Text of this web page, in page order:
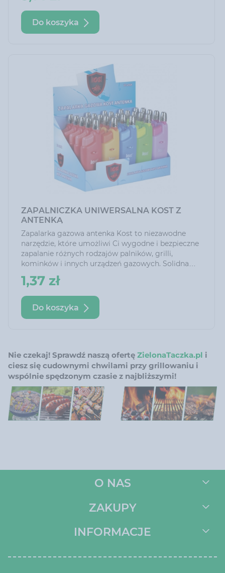
wyjazdach, biwakach grillach czy kempingach.
Do koszyka
ZAPALNICZKA UNIWERSALNA KOST Z
ANTENKĄ
Zapalarka gazowa antenka Kost to niezawodne
narzędzie, które umożliwi Ci wygodne i bezpieczne
zapalanie różnych rodzajów palników, grilli,
kominków i innych urządzeń gazowych. Solidna
konstrukcja zapewnia trwałość i wytrzymałość, a
jej kształt i wymiary wpływają na komfort i
precyzję użytkowania.
1,37 zł
Do koszyka
Nie czekaj! Sprawdź naszą ofertę ZielonaTaczka.pl i
ciesz się cudownymi chwilami przy grillowaniu i
wspólnie spędzonym czasie z najbliższymi!
O NAS
ZAKUPY
INFORMACJE